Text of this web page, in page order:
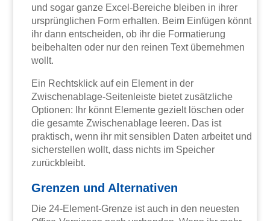
und sogar ganze Excel-Bereiche bleiben in ihrer
ursprünglichen Form erhalten. Beim Einfügen könnt
ihr dann entscheiden, ob ihr die Formatierung
beibehalten oder nur den reinen Text übernehmen
wollt.
Ein Rechtsklick auf ein Element in der
Zwischenablage-Seitenleiste bietet zusätzliche
Optionen: Ihr könnt Elemente gezielt löschen oder
die gesamte Zwischenablage leeren. Das ist
praktisch, wenn ihr mit sensiblen Daten arbeitet und
sicherstellen wollt, dass nichts im Speicher
zurückbleibt.
Grenzen und Alternativen
Die 24-Element-Grenze ist auch in den neuesten